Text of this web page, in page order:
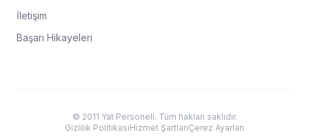
İletişim
Başarı Hikayeleri
© 2011 Yat Personeli. Tüm hakları saklıdır.
Gizlilik PolitikasıHizmet ŞartlarıÇerez Ayarları